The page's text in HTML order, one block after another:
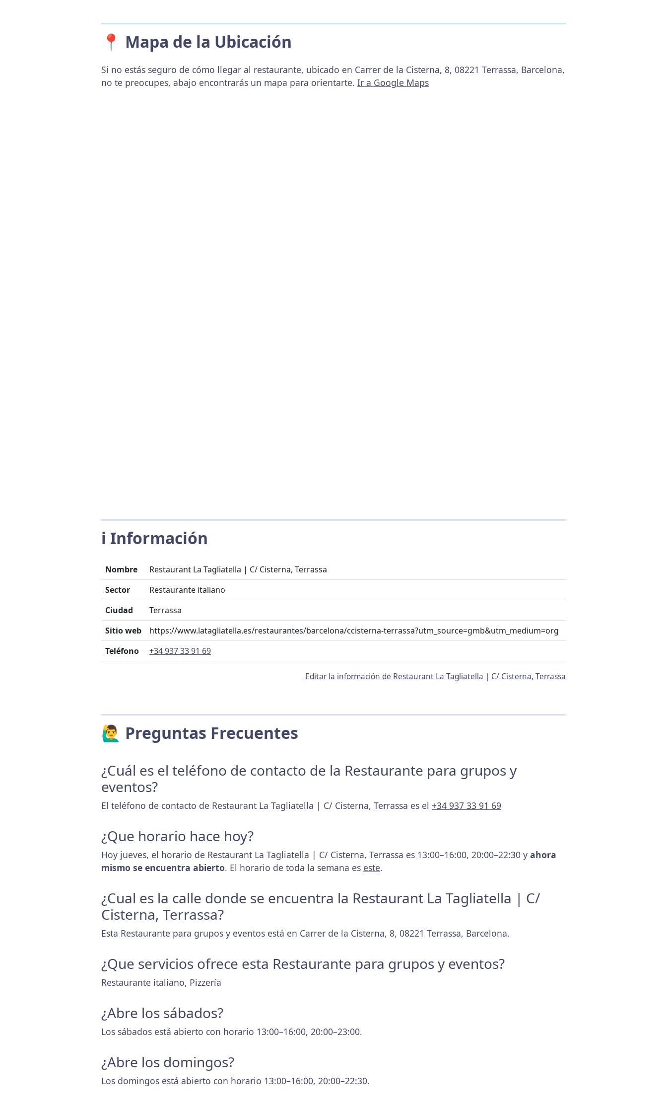
📍 Mapa de la Ubicación
Si no estás seguro de cómo llegar al restaurante, ubicado en Carrer de la Cisterna, 8, 08221 Terrassa, Barcelona,
no te preocupes, abajo encontrarás un mapa para orientarte. Ir a Google Maps
ℹ️ Información
Nombre
Restaurant La Tagliatella | C/ Cisterna, Terrassa
Sector
Restaurante italiano
Ciudad
Terrassa
Sitio web
https://www.latagliatella.es/restaurantes/barcelona/ccisterna-terrassa?utm_source=gmb&utm_medium=org
Teléfono
+34 937 33 91 69
Editar la información de Restaurant La Tagliatella | C/ Cisterna, Terrassa
🙋‍♂️ Preguntas Frecuentes
¿Cuál es el teléfono de contacto de la Restaurante para grupos y
eventos?
El teléfono de contacto de Restaurant La Tagliatella | C/ Cisterna, Terrassa es el +34 937 33 91 69
¿Que horario hace hoy?
Hoy jueves, el horario de Restaurant La Tagliatella | C/ Cisterna, Terrassa es 13:00–16:00, 20:00–22:30 y ahora
mismo se encuentra abierto. El horario de toda la semana es este.
¿Cual es la calle donde se encuentra la Restaurant La Tagliatella | C/
Cisterna, Terrassa?
Esta Restaurante para grupos y eventos está en Carrer de la Cisterna, 8, 08221 Terrassa, Barcelona.
¿Que servicios ofrece esta Restaurante para grupos y eventos?
Restaurante italiano, Pizzería
¿Abre los sábados?
Los sábados está abierto con horario 13:00–16:00, 20:00–23:00.
¿Abre los domingos?
Los domingos está abierto con horario 13:00–16:00, 20:00–22:30.